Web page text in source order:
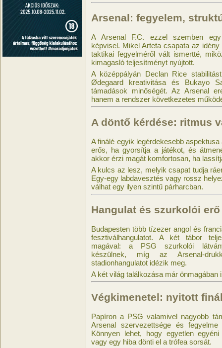
Arsenal: fegyelem,
A Arsenal F.C. ezzel szemben
képvisel. Mikel Arteta csapata az
taktikai fegyelméről vált ismertté,
kimagasló teljesítményt nyújtott.
A középpályán Declan Rice
Ødegaard kreativitása és Bukayo
támadások minőségét. Az Arsenal
hanem a rendszer következetes
A döntő kérdése: ritmus
A finálé egyik legérdekesebb
erős, ha gyorsítja a játékot, és
akkor érzi magát komfortosan, ha
A kulcs az lesz, melyik csapat tudja
Egy-egy labdavesztés vagy rossz
válhat egy ilyen szintű párharcban.
Hangulat és szurkolói erő
Budapesten több tízezer angol és
fesztiválhangulatot. A két tábor
magával: a PSG szurkolói
készülnek, míg az Arsenal-
stadionhangulatot idézik meg.
A két világ találkozása már önmagában
Végkimenetel: nyitott
Papíron a PSG valamivel nagyobb
Arsenal szervezettsége és
Könnyen lehet, hogy egyetlen
vagy egy hiba dönti el a trófea sorsát.